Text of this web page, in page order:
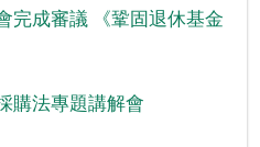
完成審議 《鞏固退休基金
購法專題講解會